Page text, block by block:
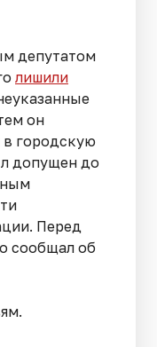
депутатом
лишили
он
в городскую
допущен до
Перед
сообщал об